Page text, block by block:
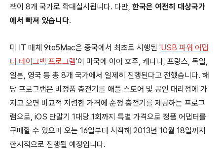
책이 8개 국가로 확대실시됩니다. 다만, 한국은 여전히 대상국가
에서 빠져 있습니다.
미 IT 매체 9to5Mac은 중국에서 최초로 시행된 'USB 파워 어댑
터 테이크백 프로그램'이 미국에 이어 호주, 캐나다, 프랑스, 독일,
일본, 영국 등 총 8개 국가에서 일제히 진행된다고 전했습니다. 해
당 프로그램은 비정품 충전기를 애플 스토어 및 공인 대리점에 가
지고 오면 비교적 저렴한 가격에 순정 충전기를 제공하는 프로그
램으로, iOS 단말기 1대당 1회까지 특별 가격으로 정품 어댑터를
구매할 수 있으며 오는 16일부터 시작해 2013년 10월 18일까지
한시적으로 진행될 예정입니다.